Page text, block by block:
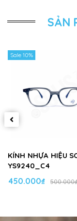
SẢN
Sale 10%
KÍNH NHỰA HIỆU
YS9240_C4
450.000₫ 500.000₫